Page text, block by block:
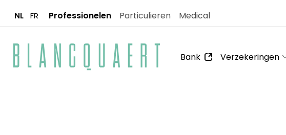
NL FR Professionelen Particulieren Medical
Bank Verzekeringen